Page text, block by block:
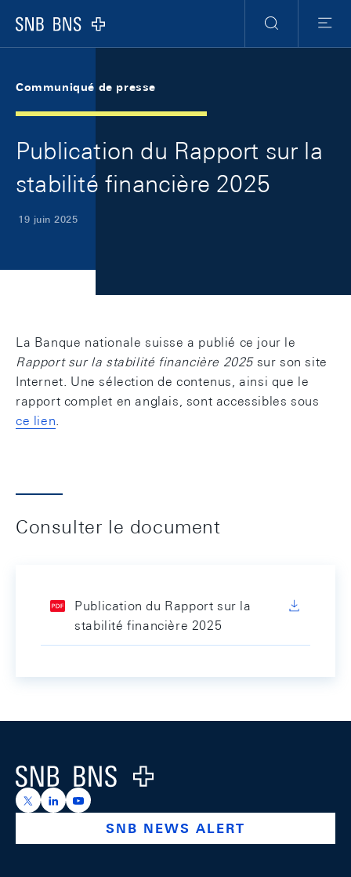
Logo
RechercheMenu
Communiqué de presse
Publication du Rapport sur la
stabilité financière 2025
19 juin 2025
La Banque nationale suisse a publié ce jour le
Rapport sur la stabilité financière 2025sur son site
Internet. Une sélection de contenus, ainsi que le
rapport complet en anglais, sont accessibles sous
ce lien.
Consulter le document
Publication du Rapport sur la
stabilité financière 2025
Logo
https://x.com/snb_bns
https://ch.linkedin.com/company/swiss-national-
https://www.youtube.com/@swissnationalbank
SNB NEWS ALERT